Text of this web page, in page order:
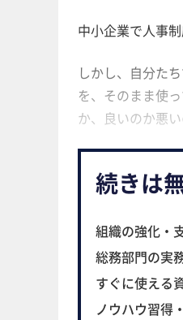
中小企業で人事
しかし、自分た
を、そのまま使
か、良いのか悪
続きは
組織の強化・
総務部門の実
すぐに使える
ノウハウ習得